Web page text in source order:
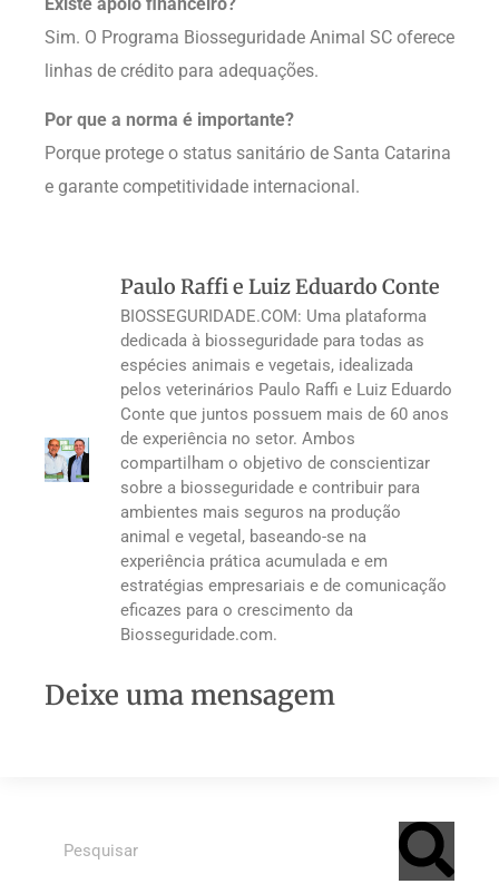
Sim. O Programa Biosseguridade Animal SC oferece
linhas de crédito para adequações.
Por que a norma é importante?
Porque protege o status sanitário de Santa Catarina
e garante competitividade internacional.
Paulo Raffi e Luiz Eduardo Conte
BIOSSEGURIDADE.COM: Uma plataforma
dedicada à biosseguridade para todas as
espécies animais e vegetais, idealizada
pelos veterinários Paulo Raffi e Luiz Eduardo
Conte que juntos possuem mais de 60 anos
de experiência no setor. Ambos
compartilham o objetivo de conscientizar
sobre a biosseguridade e contribuir para
ambientes mais seguros na produção
animal e vegetal, baseando-se na
experiência prática acumulada e em
estratégias empresariais e de comunicação
eficazes para o crescimento da
Biosseguridade.com.
Deixe uma mensagem